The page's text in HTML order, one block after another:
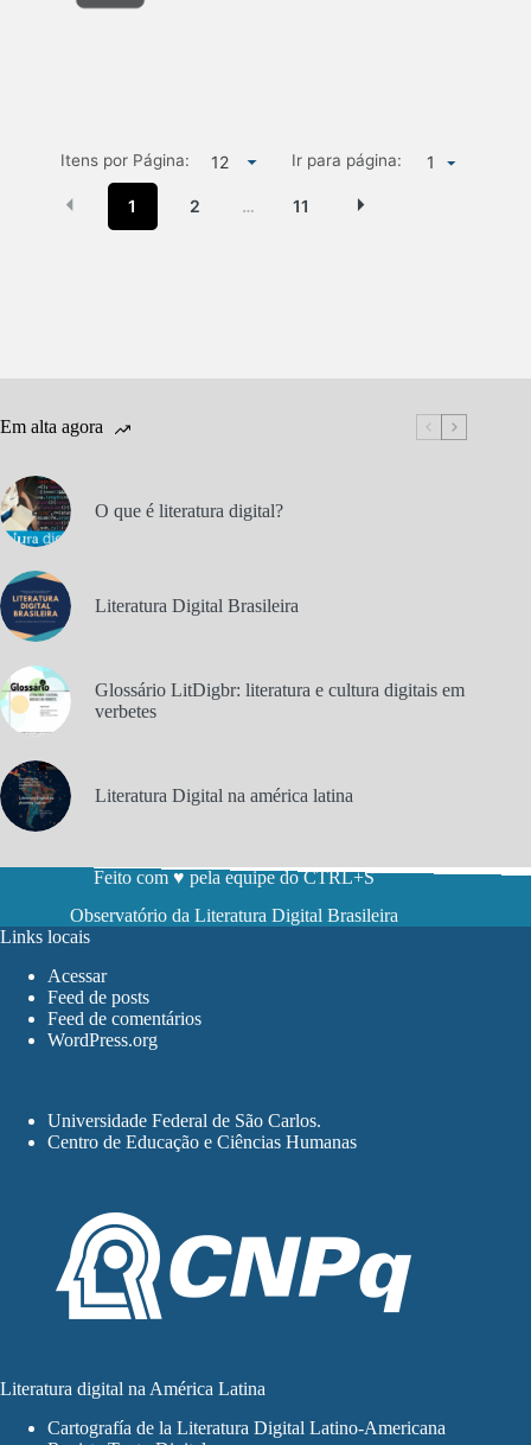
Itens por Página: Ir para página: 1
1 2 … 11
Em alta agora
O que é literatura digital?
Literatura Digital Brasileira
Glossário LitDigbr: literatura e cultura digitais em
verbetes
Literatura Digital na américa latina
Feito com ♥ pela equipe do CTRL+S
Observatório da Literatura Digital Brasileira
Links locais
Acessar
Feed de posts
Feed de comentários
WordPress.org
Universidade Federal de São Carlos.
Centro de Educação e Ciências Humanas
Literatura digital na América Latina
Cartografía de la Literatura Digital Latino-Americana